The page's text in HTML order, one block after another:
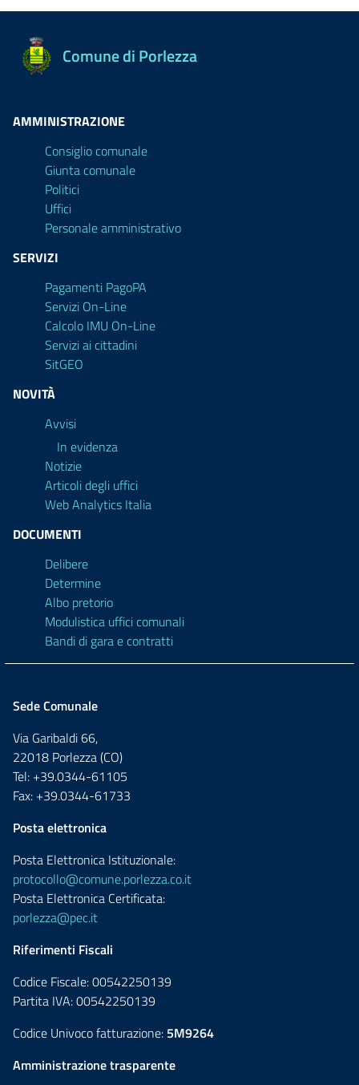
Comune di Porlezza
AMMINISTRAZIONE
Consiglio comunale
Giunta comunale
Politici
Uffici
Personale amministrativo
SERVIZI
Pagamenti PagoPA
Servizi On-Line
Calcolo IMU On-Line
Servizi ai cittadini
SitGEO
NOVITÀ
Avvisi
In evidenza
Notizie
Articoli degli uffici
Web Analytics Italia
DOCUMENTI
Delibere
Determine
Albo pretorio
Modulistica uffici comunali
Bandi di gara e contratti
Sede Comunale
Via Garibaldi 66,
22018 Porlezza (CO)
Tel: +39.0344-61105
Fax: +39.0344-61733
Posta elettronica
Posta Elettronica Istituzionale:
protocollo@comune.porlezza.co.it
Posta Elettronica Certificata:
porlezza@pec.it
Riferimenti Fiscali
Codice Fiscale: 00542250139
Partita IVA: 00542250139
Codice Univoco fatturazione: 5M9264
Amministrazione trasparente